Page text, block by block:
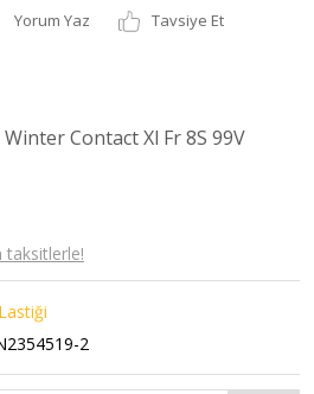
Yorum Yaz
Tavsiye Et
Contact Xl Fr 8S 99V
taksitlerle!
2